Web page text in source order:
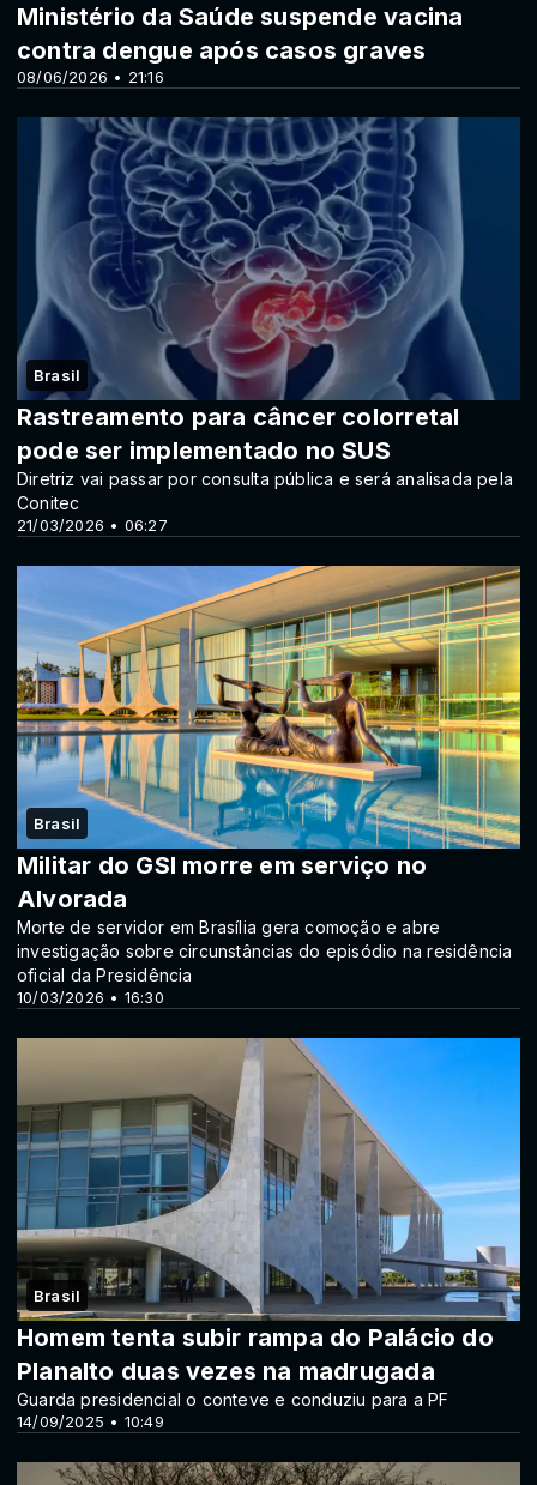
08/06/2026 • 21:16
Ministério da Saúde suspende vacina
contra dengue após casos graves
Brasil
21/03/2026 • 06:27
Rastreamento para câncer colorretal
pode ser implementado no SUS
Diretriz vai passar por consulta pública e será analisada pela
Conitec
Brasil
10/03/2026 • 16:30
Militar do GSI morre em serviço no
Alvorada
Morte de servidor em Brasília gera comoção e abre
investigação sobre circunstâncias do episódio na residência
oficial da Presidência
Brasil
14/09/2025 • 10:49
Homem tenta subir rampa do Palácio do
Planalto duas vezes na madrugada
Guarda presidencial o conteve e conduziu para a PF